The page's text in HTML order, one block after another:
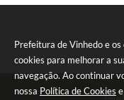
Prefeitura de Vinhedo e os
cookies para melhorar a
navegação. Ao continuar
nossa Política de Cookies e